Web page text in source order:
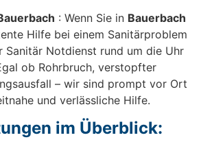
: Wenn Sie in Bauerbach
Hilfe bei einem Sanitärproblem
Sanitär Notdienst rund um die Uhr
ob Rohrbruch, verstopfter
– wir sind prompt vor Ort
und verlässliche Hilfe.
im Überblick: